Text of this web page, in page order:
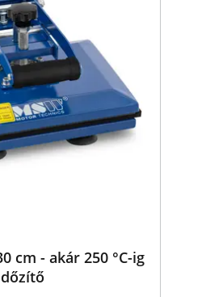
cm - akár 250 °C-ig